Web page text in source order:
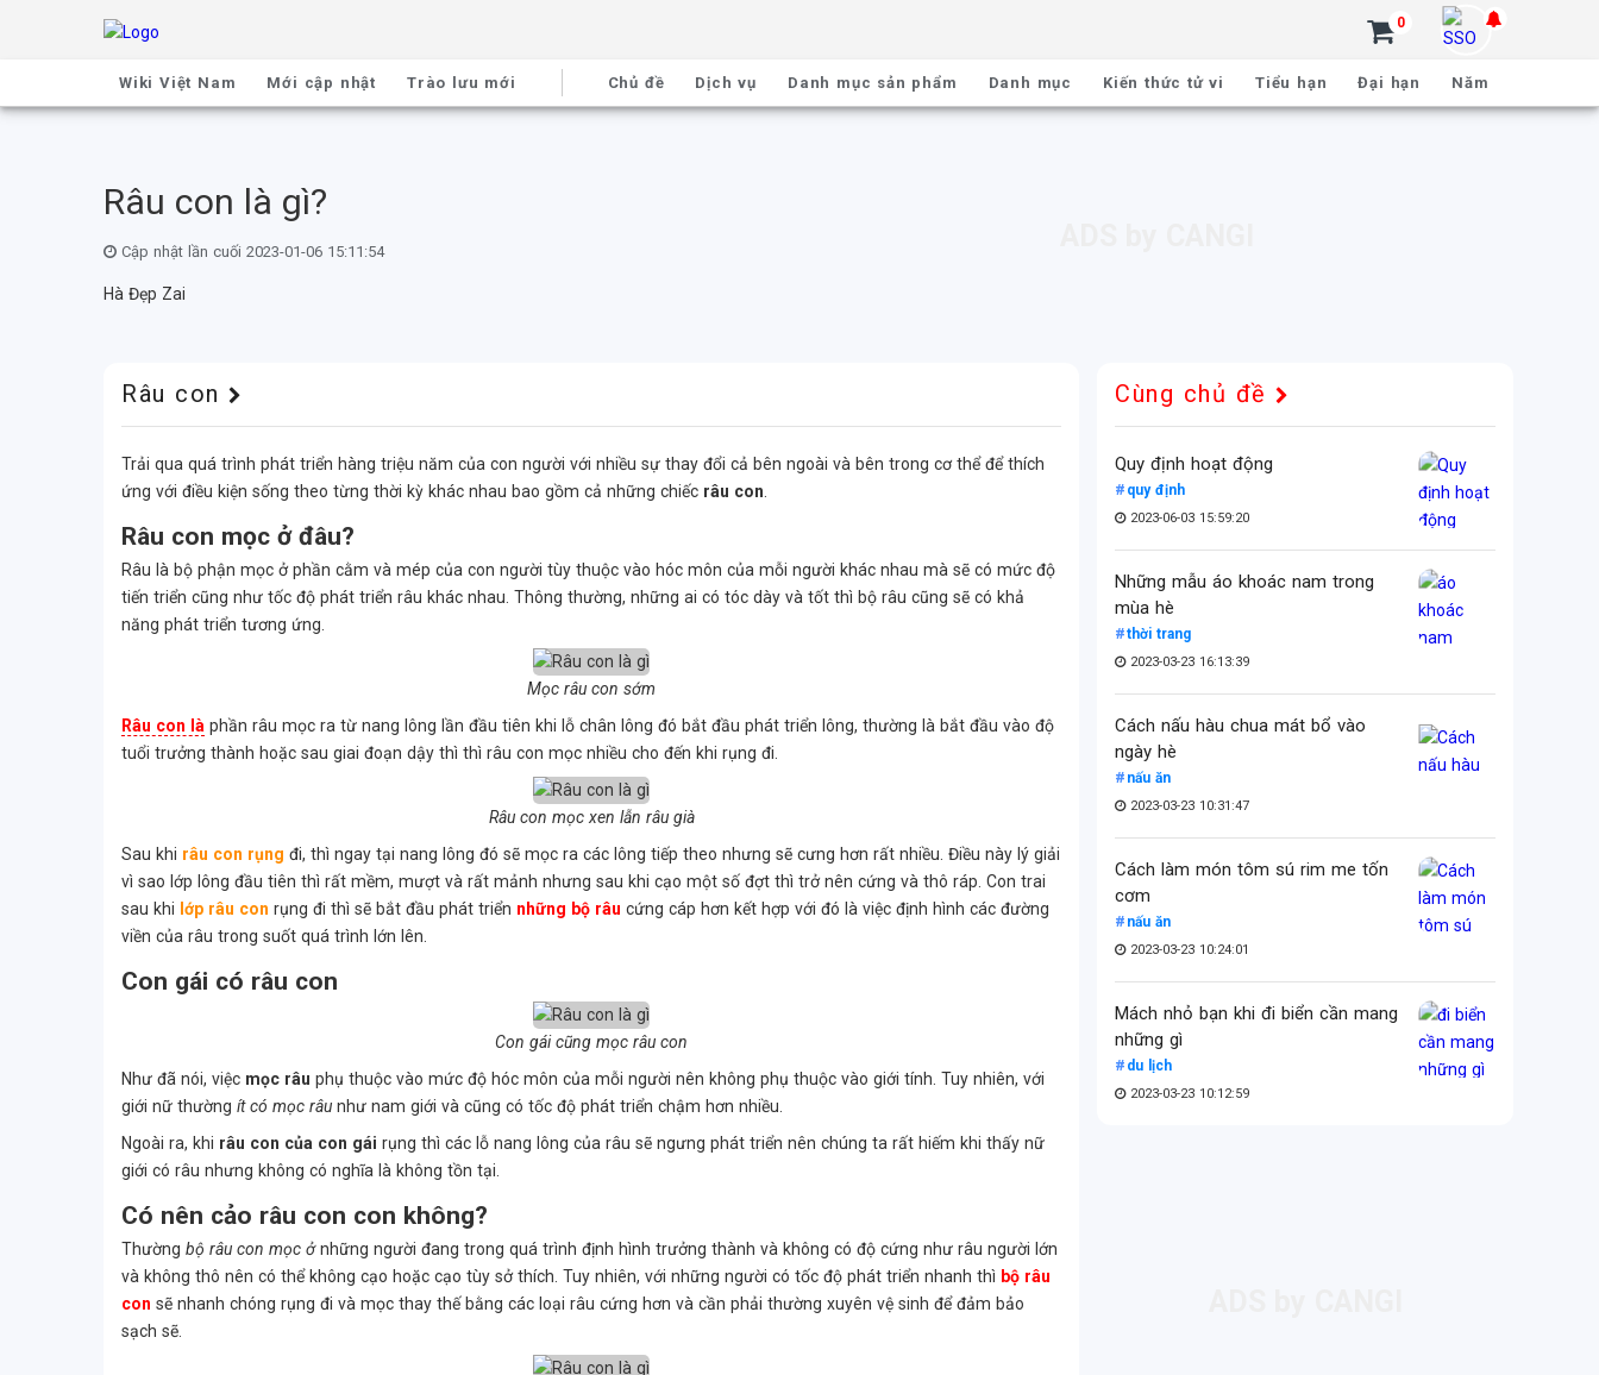
0
Wiki Việt Nam Mới cập nhật Trào lưu mới Chủ đề Dịch vụ Danh mục sản phẩm Danh mục Kiến thức tử vi Tiểu hạn Đại hạn Năm nay
Râu con là gì?
Cập nhật lần cuối 2023-01-06 15:11:54
Hà Đẹp Zai
Râu con
Trải qua quá trình phát triển hàng triệu năm của con người với nhiều sự thay đổi cả bên ngoài và bên trong cơ thể để thích
ứng với điều kiện sống theo từng thời kỳ khác nhau bao gồm cả những chiếc râu con
Râu con mọc ở đâu?
Râu là bộ phận mọc ở phần cằm và mép của con người tùy thuộc vào hóc môn của mỗi người khác nhau mà sẽ có mức độ
tiến triển cũng như tốc độ phát triển râu khác nhau. Thông thường, những ai có tóc dày và tốt thì bộ râu cũng sẽ có khả
năng phát triển tương ứng.
Mọc râu con sớm
Râu con là phần râu mọc ra từ nang lông lần đầu tiên khi lỗ chân lông đó bắt đầu phát triển lông, thường là bắt đầu vào độ
tuổi trưởng thành hoặc sau giai đoạn dậy thì thì râu con mọc nhiều cho đến khi rụng đi.
Râu con mọc xen lẫn râu già
Sau khi râu con rụng đi, thì ngay tại nang lông đó sẽ mọc ra các lông tiếp theo nhưng sẽ cưng hơn rất nhiều. Điều này lý giải
vì sao lớp lông đầu tiên thì rất mềm, mượt và rất mảnh nhưng sau khi cạo một số đợt thì trở nên cứng và thô ráp. Con trai
sau khi lớp râu con rụng đi thì sẽ bắt đầu phát triển những bộ râu cứng cáp hơn kết hợp với đó là việc định hình các đường
viền của râu trong suốt quá trình lớn lên.
Con gái có râu con
Con gái cũng mọc râu con
Như đã nói, việc mọc râu phụ thuộc vào mức độ hóc môn của mỗi người nên không phụ thuộc vào giới tính. Tuy nhiên, với
giới nữ thường ít có mọc râu như nam giới và cũng có tốc độ phát triển chậm hơn nhiều.
Ngoài ra, khi râu con của con gái rụng thì các lỗ nang lông của râu sẽ ngưng phát triển nên chúng ta rất hiếm khi thấy nữ
giới có râu nhưng không có nghĩa là không tồn tại.
Có nên cảo râu con con không?
Thường bộ râu con mọc ởnhững người đang trong quá trình định hình trưởng thành và không có độ cứng như râu người lớn
và không thô nên có thể không cạo hoặc cạo tùy sở thích. Tuy nhiên, với những người có tốc độ phát triển nhanh thì bộ râu
con sẽ nhanh chóng rụng đi và mọc thay thế bằng các loại râu cứng hơn và cần phải thường xuyên vệ sinh để đảm bảo
sạch sẽ.
Cùng chủ đề
Quy định hoạt động
quy định
2023-06-03 15:59:20
Những mẫu áo khoác nam trong
mùa hè
thời trang
2023-03-23 16:13:39
Cách nấu hàu chua mát bổ vào
ngày hè
nấu ăn
2023-03-23 10:31:47
Cách làm món tôm sú rim me tốn
cơm
nấu ăn
2023-03-23 10:24:01
Mách nhỏ bạn khi đi biển cần mang
những gì
du lịch
2023-03-23 10:12:59